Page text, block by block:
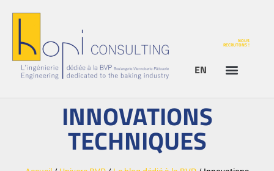
EN
NOUS
RECRUTONS !
INNOVATIONS
TECHNIQUES